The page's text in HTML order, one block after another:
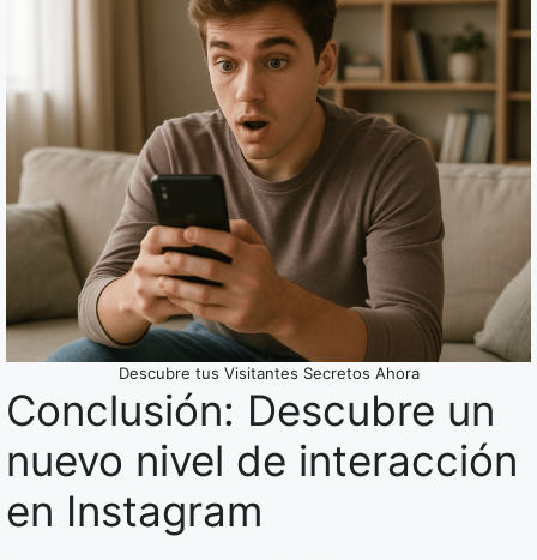
Descubre tus Visitantes Secretos Ahora
Conclusión: Descubre un
nuevo nivel de interacción
en Instagram